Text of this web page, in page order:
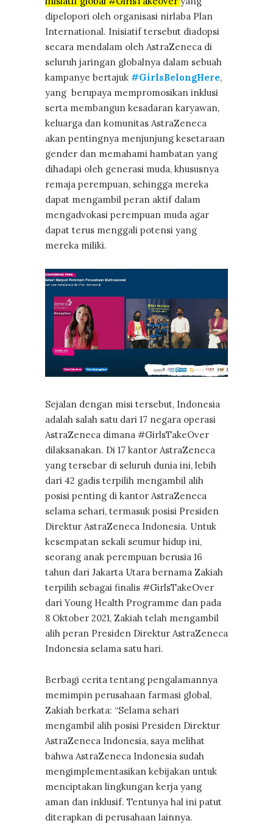
dipelopori oleh organisasi nirlaba Plan
International. Inisiatif tersebut diadopsi
secara mendalam oleh AstraZeneca di
seluruh jaringan globalnya dalam sebuah
kampanye bertajuk #GirlsBelongHere,
yang berupaya mempromosikan inklusi
serta membangun kesadaran karyawan,
keluarga dan komunitas AstraZeneca
akan pentingnya menjunjung kesetaraan
gender dan memahami hambatan yang
dihadapi oleh generasi muda, khususnya
remaja perempuan, sehingga mereka
dapat mengambil peran aktif dalam
mengadvokasi perempuan muda agar
dapat terus menggali potensi yang
mereka miliki.
Sejalan dengan misi tersebut, Indonesia
adalah salah satu dari 17 negara operasi
AstraZeneca dimana #GirlsTakeOver
dilaksanakan. Di 17 kantor AstraZeneca
yang tersebar di seluruh dunia ini, lebih
dari 42 gadis terpilih mengambil alih
posisi penting di kantor AstraZeneca
selama sehari, termasuk posisi Presiden
Direktur AstraZeneca Indonesia. Untuk
kesempatan sekali seumur hidup ini,
seorang anak perempuan berusia 16
tahun dari Jakarta Utara bernama Zakiah
terpilih sebagai finalis #GirlsTakeOver
dari Young Health Programme dan pada
8 Oktober 2021, Zakiah telah mengambil
alih peran Presiden Direktur AstraZeneca
Indonesia selama satu hari.
Berbagi cerita tentang pengalamannya
memimpin perusahaan farmasi global,
Zakiah berkata: “Selama sehari
mengambil alih posisi Presiden Direktur
AstraZeneca Indonesia, saya melihat
bahwa AstraZeneca Indonesia sudah
mengimplementasikan kebijakan untuk
menciptakan lingkungan kerja yang
aman dan inklusif. Tentunya hal ini patut
diterapkan di perusahaan lainnya.